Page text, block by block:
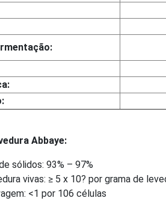
Abbaye:
sólidos: 93% – 97%
vivas: ≥ 5 x 10? por grama de
<1 por 106 células